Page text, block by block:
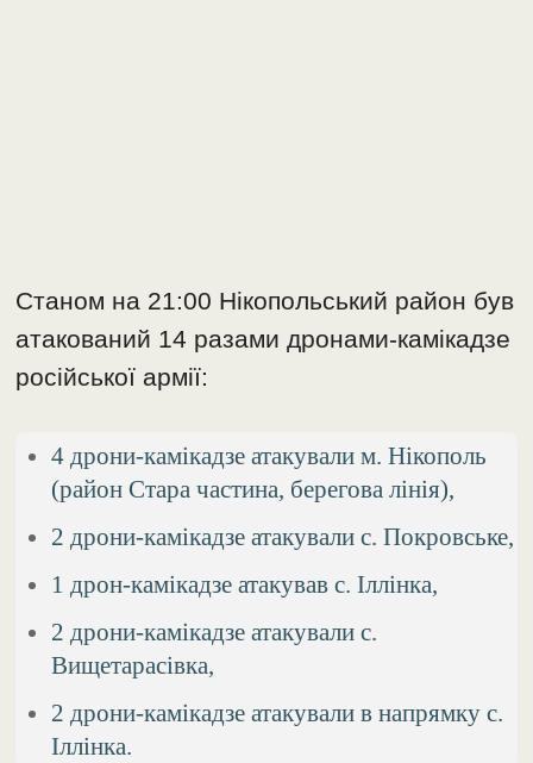
Станом на 21:00 Нікопольський район був
атакований 14 разами дронами-камікадзе
російської армії:
4 дрони-камікадзе атакували м. Нікополь
(район Стара частина, берегова лінія),
2 дрони-камікадзе атакували с. Покровське,
1 дрон-камікадзе атакував с. Іллінка,
2 дрони-камікадзе атакували с.
Вищетарасівка,
2 дрони-камікадзе атакували в напрямку с.
Іллінка.